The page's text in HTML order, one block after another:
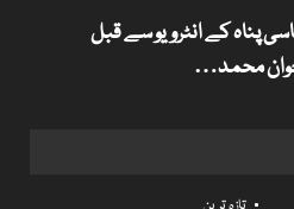
پناہ کے انٹرویو سے قبل
محمد…